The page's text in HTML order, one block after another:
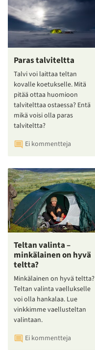
Paras talviteltta
Talvi voi laittaa teltan
kovalle koetukselle. Mitä
pitää ottaa huomioon
talvitelttaa ostaessa? Entä
mikä voisi olla paras
talviteltta?
Ei kommentteja
Teltan valinta –
minkälainen on hyvä
teltta?
Minkälainen on hyvä teltta?
Teltan valinta vaellukselle
voi olla hankalaa. Lue
vinkkimme vaellusteltan
valintaan.
Ei kommentteja